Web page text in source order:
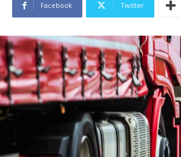
Facebook Twitter